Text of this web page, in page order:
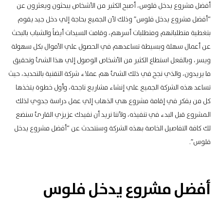
أفضل مشروع يدخل فلوس، أصبح الكثير من الأشخاص يبحثون ويعثرون عن
“أفضل مشروع يدخل فلوس” وذلك لأن الجميع بحاجة إلي دخل جيد يقوم
بتغطية متطلباتهم ومتطلبات أسرهم، وقامت السيدات أيضاً والشباب بالبحث
عن أعمال سهلة وبسيطة تساعدهم في الحصول علي الأموال بكل سهولة
ويسر، وبالفعل استطاع الكثير من الأشخاص الوصول إلي هذا الشئ وتحقيق
ما يريدون، والذي نجح في ذلك الشئ هم عملاء شركة التقنية بالتحديد، حيث
تساعد هذه الشركة الجميع علي إنشاء مشاريع ناجحة، وأول خطوة يتخذها
كل من يفكر في إقامة مشروع هي الذهاب إلي عمل دراسة جدوي لذلك
المشروع قبل البدء في تنفيذه، ولأننا نريد أن نفيدك عزيزي القارئ سنضع
لك كافة التفاصيل الخاصة بهذه الشركة وسنتحدث عن “أفضل مشروع يدخل
فلوس”.
أفضل مشروع يدخل فلوس